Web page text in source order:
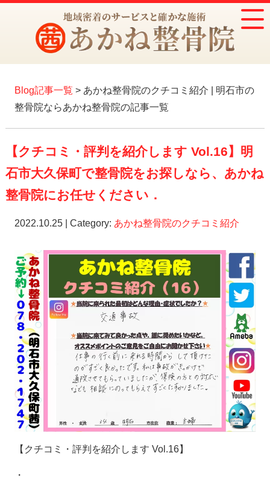
Blog記事一覧 > あかね整骨院のクチコミ紹介 | 明石市の
整骨院ならあかね整骨院の記事一覧
【クチコミ・評判を紹介します Vol.16】明
石市大久保町で整骨院をお探しなら、あかね
整骨院にお任せください．
2022.10.25 | Category: あかね整骨院のクチコミ紹介
【クチコミ・評判を紹介します Vol.16】
・